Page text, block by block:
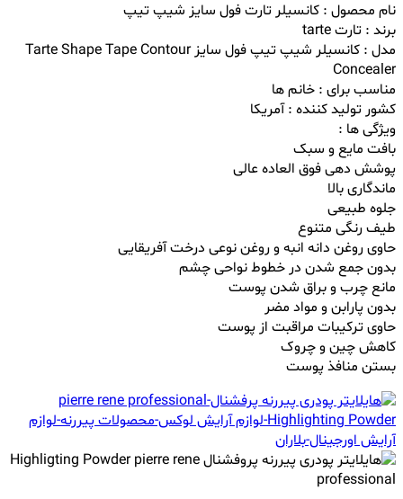
نام محصول : کانسیلر تارت فول سایز شیپ تیپ
برند : تارت tarte
مدل : کانسیلر شیپ تیپ فول سایز Tarte Shape Tape Contour
Concealer
مناسب برای : خانم ها
کشور تولید کننده : آمریکا
ویژگی ها :
بافت مایع و سبک
پوشش دهی فوق العاده عالی
ماندگاری بالا
جلوه طبیعی
طیف رنگی متنوع
حاوی روغن دانه انبه و روغن نوعی درخت آفریقایی
بدون جمع شدن در خطوط نواحی چشم
مانع چرب و براق شدن پوست
بدون پارابن و مواد مضر
حاوی ترکیبات مراقبت از پوست
کاهش چین و چروک
بستن منافذ پوست